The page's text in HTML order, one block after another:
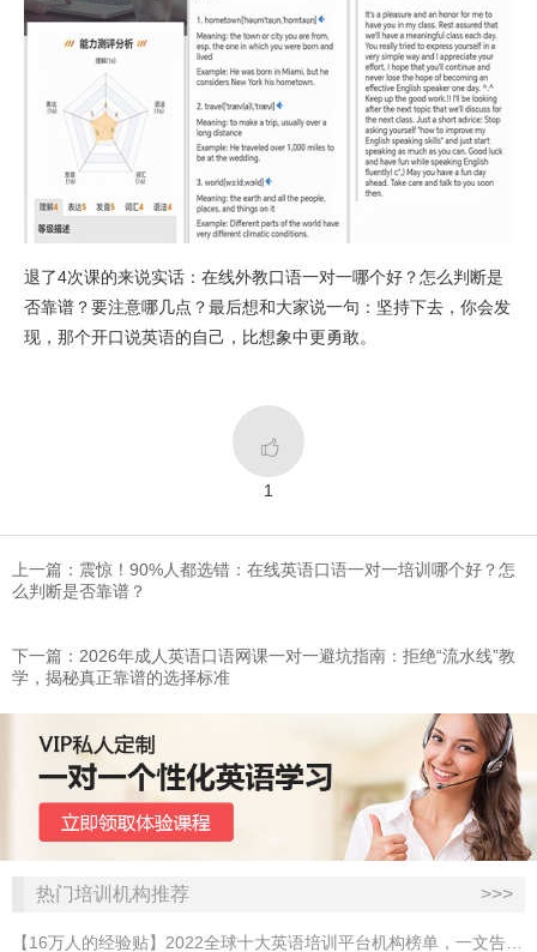
退了4次课的来说实话：在线外教口语一对一哪个好？怎么判断是
否靠谱？要注意哪几点？最后想和大家说一句：坚持下去，你会发
现，那个开口说英语的自己，比想象中更勇敢。

1
上一篇：​震惊！90%人都选错：在线英语口语一对一培训哪个好？怎
么判断是否靠谱？
下一篇：2026年成人英语口语网课一对一避坑指南：拒绝“流水线”教
学，揭秘真正靠谱的选择标准
热门培训机构推荐 >>>
【16万人的经验贴】2022全球十大英语培训平台机构榜单，一文告诉你